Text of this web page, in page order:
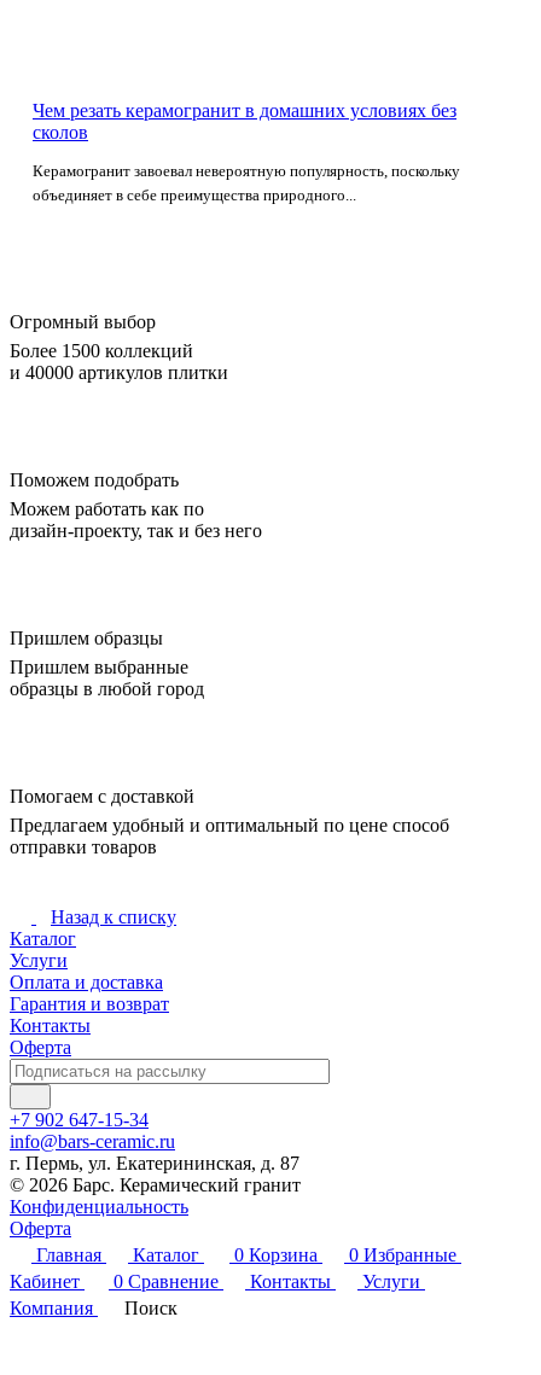
Чем резать керамогранит в домашних условиях без
сколов
Керамогранит завоевал невероятную популярность, поскольку
объединяет в себе преимущества природного...
Огромный выбор
Более 1500 коллекций
и 40000 артикулов плитки
Поможем подобрать
Можем работать как по
дизайн-проекту, так и без него
Пришлем образцы
Пришлем выбранные
образцы в любой город
Помогаем с доставкой
Предлагаем удобный и оптимальный по цене способ
отправки товаров
Назад к списку
Каталог
Услуги
Оплата и доставка
Гарантия и возврат
Контакты
Оферта
+7 902 647-15-34
info@bars-ceramic.ru
г. Пермь, ул. Екатерининская, д. 87
© 2026 Барс. Керамический гранит
Конфиденциальность
Оферта
Главная
Каталог 0 Корзина 0 Избранные
Кабинет
0 Сравнение Контакты
Услуги
Компания
Поиск